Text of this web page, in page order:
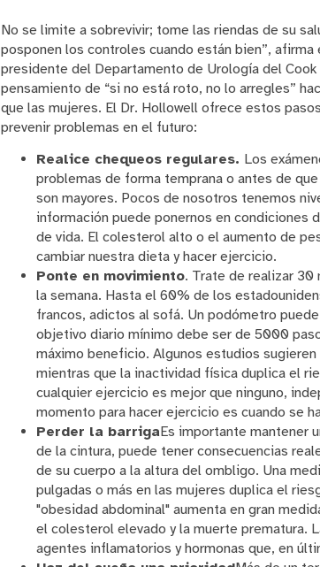
No se limite a sobrevivir; tome las riendas de su
posponen los controles cuando están bien”,
presidente del Departamento de Urología del
pensamiento de “si no está roto, no lo arregles”
que las mujeres. El Dr. Hollowell ofrece estos
prevenir problemas en el futuro:
Realice chequeos regulares. Los
problemas de forma temprana o antes de
son mayores. Pocos de nosotros tenemos
información puede ponernos en condiciones
de vida. El colesterol alto o el aumento de
cambiar nuestra dieta y hacer ejercicio.
Ponte en movimiento. Trate de realizar 30
la semana. Hasta el 60% de los
francos, adictos al sofá. Un podómetro
objetivo diario mínimo debe ser de 5000
máximo beneficio. Algunos estudios
mientras que la inactividad física duplica el
cualquier ejercicio es mejor que ninguno,
momento para hacer ejercicio es cuando se
Perder la barrigaEs importante mantener
de la cintura, puede tener consecuencias
de su cuerpo a la altura del ombligo. Una
pulgadas o más en las mujeres duplica el
"obesidad abdominal" aumenta en gran
el colesterol elevado y la muerte prematura.
agentes inflamatorios y hormonas que, en